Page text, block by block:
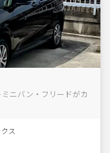
ニバン・フリードがカ
ス